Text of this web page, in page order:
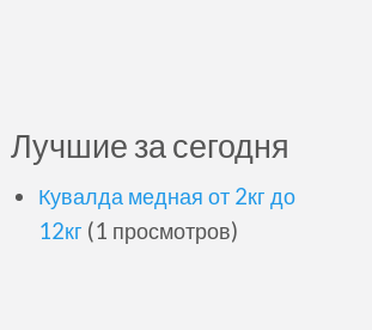
Лучшие за сегодня
Кувалда медная от 2кг до
12кг (1 просмотров)